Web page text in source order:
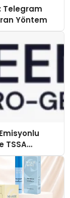
Telegram
Yöntem
TSSA